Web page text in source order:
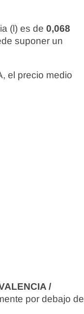
(l) es de 0,068
suponer un
el precio medio
/
por debajo de